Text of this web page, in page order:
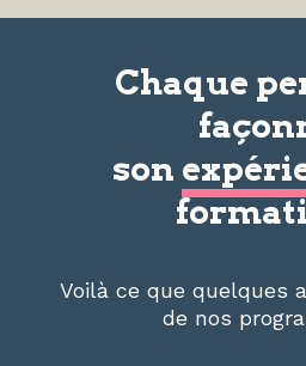
Chaque
son
Voilà ce que quelques
de nos